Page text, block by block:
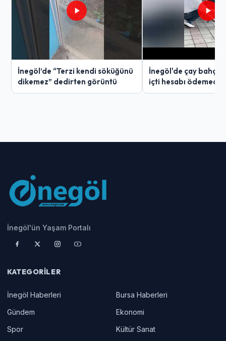
İnegöl’de “Terzi kendi söküğünü
dikemez” dedirten görüntü
İnegöl'de çay
içti hesabı ödemedi
İnegöl'ün Yaşam Portalı
KATEGORILER
İnegöl Haberleri
Bursa Haberleri
Gündem
Ekonomi
Spor
Kültür Sanat